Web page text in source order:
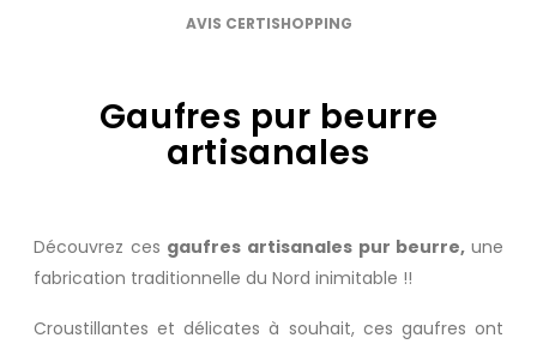
AVIS CERTISHOPPING
Gaufres pur beurre
artisanales
Découvrez ces gaufres artisanales pur beurre,une
fabrication traditionnelle du Nord inimitable !!
Croustillantes et délicates à souhait, ces gaufres ont